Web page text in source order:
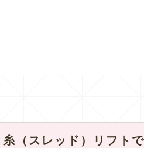
糸（スレッド）リフト